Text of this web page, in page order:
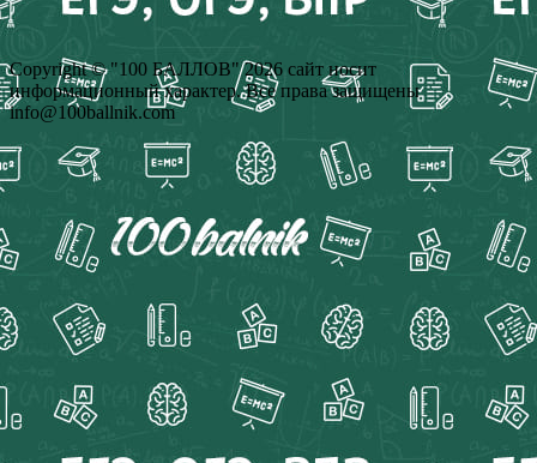
Copyright © "100 БАЛЛОВ" 2026 сайт носит
информационный характер. Все права защищены
info@100ballnik.com